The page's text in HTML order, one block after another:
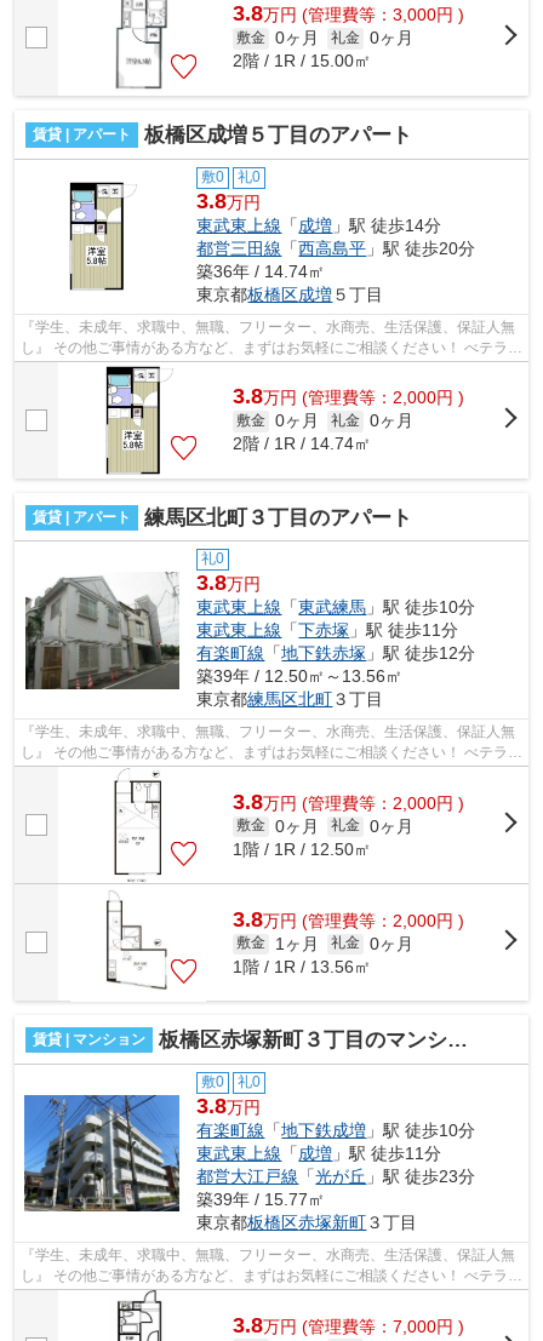
3.8万円 (管理費等：3,000円 )
敷金 0ヶ月 礼金 0ヶ月
2階 / 1R / 15.00㎡
賃貸 | アパート 板橋区成増５丁目のアパート
敷0 礼0
3.8万円
東武東上線 「成増 」駅 徒歩14分
都営三田線 「西高島平 」駅 徒歩20分
築36年 / 14.74㎡
東京都板橋区成増５丁目
『学生、未成年、求職中、無職、フリーター、水商売、生活保護、保証人無
し』 その他ご事情がある方など、まずはお気軽にご相談ください！ べテラン
スタッフが対応致しますのでご希望...
3.8万円 (管理費等：2,000円 )
敷金 0ヶ月 礼金 0ヶ月
2階 / 1R / 14.74㎡
賃貸 | アパート 練馬区北町３丁目のアパート
礼0
3.8万円
東武東上線 「東武練馬 」駅 徒歩10分
東武東上線 「下赤塚 」駅 徒歩11分
有楽町線 「地下鉄赤塚 」駅 徒歩12分
築39年 / 12.50㎡～13.56㎡
東京都練馬区北町３丁目
『学生、未成年、求職中、無職、フリーター、水商売、生活保護、保証人無
し』 その他ご事情がある方など、まずはお気軽にご相談ください！ べテラン
スタッフが対応致しますのでご希望...
3.8万円 (管理費等：2,000円 )
敷金 0ヶ月 礼金 0ヶ月
1階 / 1R / 12.50㎡
3.8万円 (管理費等：2,000円 )
敷金 1ヶ月 礼金 0ヶ月
1階 / 1R / 13.56㎡
賃貸 | マンション 板橋区赤塚新町３丁目のマンション
敷0 礼0
3.8万円
有楽町線 「地下鉄成増 」駅 徒歩10分
東武東上線 「成増 」駅 徒歩11分
都営大江戸線 「光が丘 」駅 徒歩23分
築39年 / 15.77㎡
東京都板橋区赤塚新町３丁目
『学生、未成年、求職中、無職、フリーター、水商売、生活保護、保証人無
し』 その他ご事情がある方など、まずはお気軽にご相談ください！ べテラン
スタッフが対応致しますのでご希望...
3.8万円 (管理費等：7,000円 )